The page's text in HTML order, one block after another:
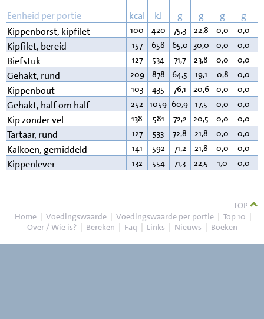
Eenheid per portie kcal kJ g g g g
Kippenborst, kipfilet
100 420 75,3 22,8 0,0 0,0
Kipfilet, bereid 157 658 65,0 30,0 0,0 0,0
Biefstuk 127 534 71,7 23,8 0,0 0,0
Gehakt, rund 209 878 64,5 19,1 0,8 0,0
Kippenbout 103 435 76,1 20,6 0,0 0,0
Gehakt, half om half 252 1059 60,9 17,5 0,0 0,0
Kip zonder vel 138 581 72,2 20,5 0,0 0,0
Tartaar, rund 127 533 72,8 21,8 0,0 0,0
Kalkoen, gemiddeld 141 592 71,2 21,8 0,0 0,0
Kippenlever 132 554 71,3 22,5 1,0 0,0
TOP
Home | Voedingswaarde | Voedingswaarde per portie | Top 10 |
Over / Wie is? | Bereken | Faq | Links | Nieuws | Boeken